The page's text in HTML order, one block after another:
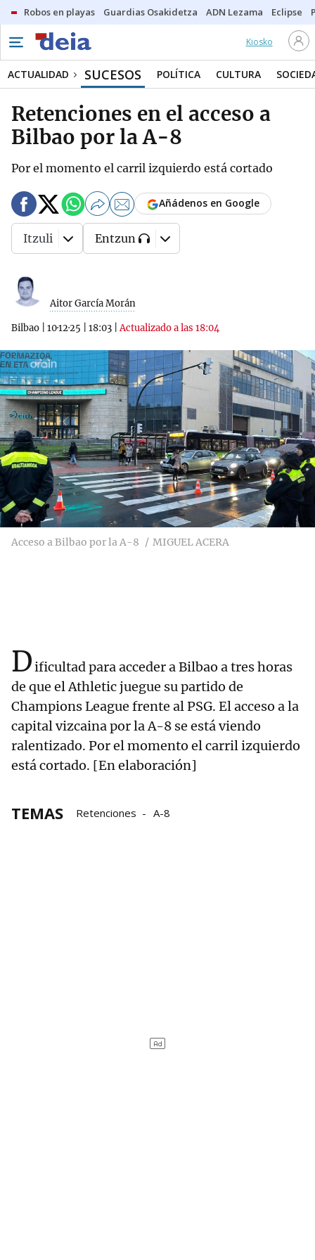
Robos en playas Guardias Osakidetza ADN Lezama Eclipse
Kiosko
ACTUALIDAD SUCESOS POLÍTICA CULTURA
Retenciones en el acceso a
Bilbao por la A-8
Por el momento el carril izquierdo está cortado
Aitor García Morán
Bilbao 10·12·25 18:03 |Actualizado a las 18:04
Añádenos en Google
Itzuli Entzun
Acceso a Bilbao por la A-8 MIGUEL ACERA
Dificultad para acceder a Bilbao a tres horas
de que el Athletic juegue su partido de
Champions League frente al PSG. El acceso a la
capital vizcaina por la A-8 se está viendo
ralentizado. Por el momento el carril izquierdo
está cortado. [En elaboración]
TEMAS Retenciones A-8